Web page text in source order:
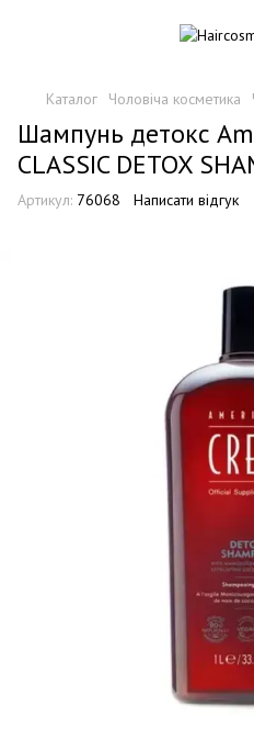
Каталог Чоловіча косметика
Шампунь детокс
CLASSIC DETOX
Артикул: 76068 Написати відгук